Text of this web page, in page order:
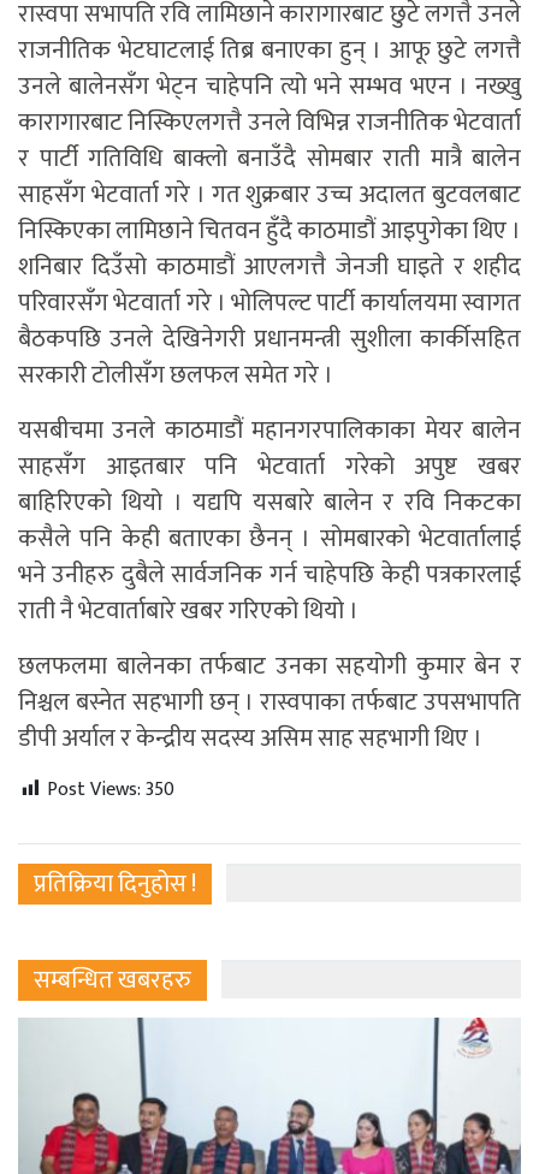
रास्वपा सभापति रवि लामिछाने कारागारबाट छुटे लगत्तै उनले
राजनीतिक भेटघाटलाई तिब्र बनाएका हुन् । आफू छुटे लगत्तै
उनले बालेनसँग भेट्न चाहेपनि त्यो भने सम्भव भएन । नख्खु
कारागारबाट निस्किएलगत्तै उनले विभिन्न राजनीतिक भेटवार्ता
र पार्टी गतिविधि बाक्लो बनाउँदै सोमबार राती मात्रै बालेन
साहसँग भेटवार्ता गरे । गत शुक्रबार उच्च अदालत बुटवलबाट
निस्किएका लामिछाने चितवन हुँदै काठमाडौं आइपुगेका थिए ।
शनिबार दिउँसो काठमाडौं आएलगत्तै जेनजी घाइते र शहीद
परिवारसँग भेटवार्ता गरे । भोलिपल्ट पार्टी कार्यालयमा स्वागत
बैठकपछि उनले देखिनेगरी प्रधानमन्त्री सुशीला कार्कीसहित
सरकारी टोलीसँग छलफल समेत गरे ।
यसबीचमा उनले काठमाडौं महानगरपालिकाका मेयर बालेन
साहसँग आइतबार पनि भेटवार्ता गरेको अपुष्ट खबर
बाहिरिएको थियो । यद्यपि यसबारे बालेन र रवि निकटका
कसैले पनि केही बताएका छैनन् । सोमबारको भेटवार्तालाई
भने उनीहरु दुबैले सार्वजनिक गर्न चाहेपछि केही पत्रकारलाई
राती नै भेटवार्ताबारे खबर गरिएको थियो ।
छलफलमा बालेनका तर्फबाट उनका सहयोगी कुमार बेन र
निश्चल बस्नेत सहभागी छन् । रास्वपाका तर्फबाट उपसभापति
डीपी अर्याल र केन्द्रीय सदस्य असिम साह सहभागी थिए ।
Post Views:350
प्रतिक्रिया दिनुहोस !
सम्बन्धित खबरहरु